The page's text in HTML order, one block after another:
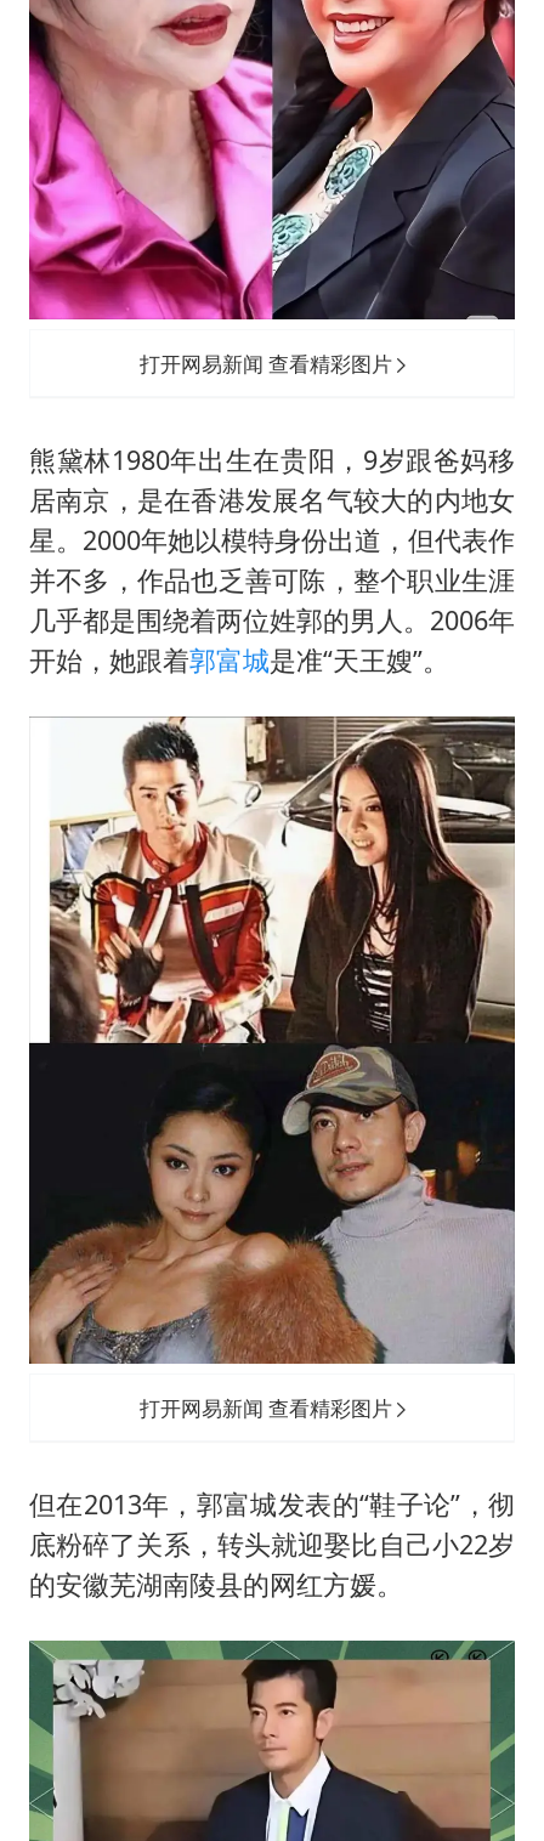
打开网易新闻 查看精彩图片
熊黛林1980年出生在贵阳，9岁跟爸妈移
居南京，是在香港发展名气较大的内地女
星。2000年她以模特身份出道，但代表作
并不多，作品也乏善可陈，整个职业生涯
几乎都是围绕着两位姓郭的男人。2006年
开始，她跟着郭富城是准“天王嫂”。
打开网易新闻 查看精彩图片
但在2013年，郭富城发表的“鞋子论”，彻
底粉碎了关系，转头就迎娶比自己小22岁
的安徽芜湖南陵县的网红方媛。